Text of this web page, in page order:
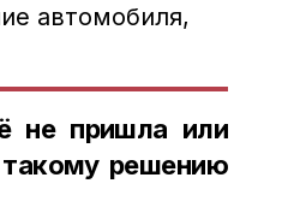
автомобиля,
не пришла или
такому решению